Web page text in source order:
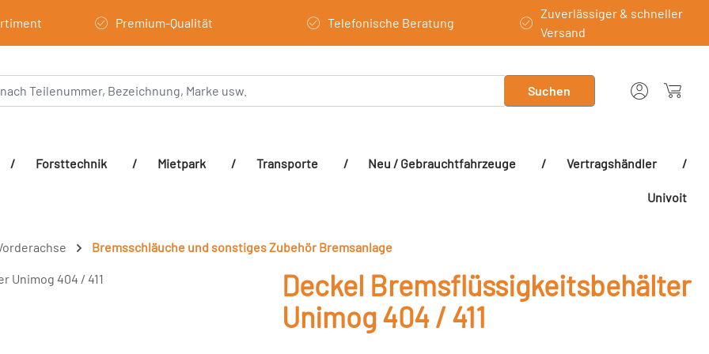
Premium-Qualität Telefonische Beratung
Zuverlässiger & schneller
Versand
Suchen
/ Forsttechnik / Mietpark / Transporte / Neu / Gebrauchtfahrzeuge / Vertragshändler /
Univoit
Bremsschläuche und sonstiges Zubehör Bremsanlage
Deckel Bremsflüssigkeitsbehälter
Unimog 404 / 411